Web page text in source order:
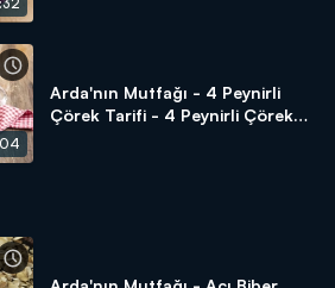
mutfağınıza lezzet katmaya
Arda'nın Mutfağı - 4 Peynirli
Çörek Tarifi - 4 Peynirli Çörek